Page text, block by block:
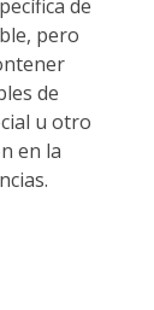
de
pero
de
u otro
en la